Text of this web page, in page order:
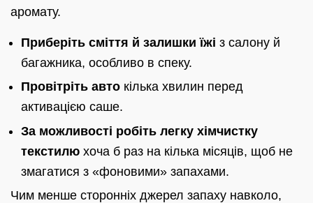
аромату.
Приберіть сміття й залишки їжі з салону й
багажника, особливо в спеку.
Провітріть авто кілька хвилин перед
активацією саше.
За можливості робіть легку хімчистку
текстилю хоча б раз на кілька місяців, щоб не
змагатися з «фоновими» запахами.
Чим менше сторонніх джерел запаху навколо,